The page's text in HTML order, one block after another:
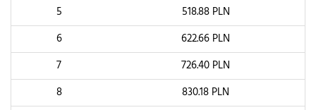
5
518.88PLN
6
622.66 PLN
7
726.40 PLN
8
830.18 PLN